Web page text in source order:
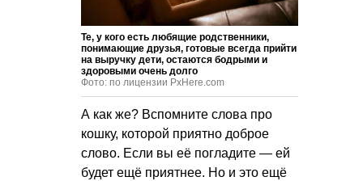
Те, у кого есть любящие родственники,
понимающие друзья, готовые всегда прийти
на выручку дети, остаются бодрыми и
здоровыми очень долго
Фото: по лицензии PxHere.com
А как же? Вспомните слова про
кошку, которой приятно доброе
слово. Если вы её погладите — ей
будет ещё приятнее. Но и это ещё